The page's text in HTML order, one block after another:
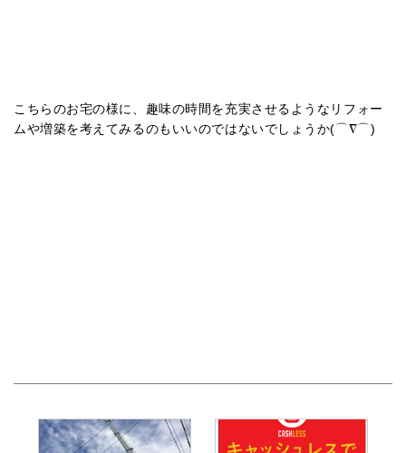
こちらのお宅の様に、趣味の時間を充実させるようなリフォー
ムや増築を考えてみるのもいいのではないでしょうか(⌒∇⌒)